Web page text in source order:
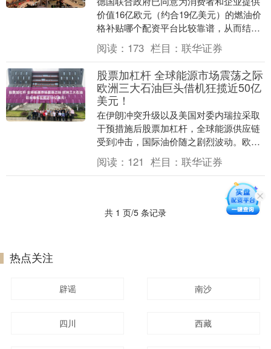
价值16亿欧元（约合19亿美元）的燃油价
格补贴哪个配资平台比较靠谱，从而结束
了一场关于如何应油价飙升的内部争议。
德国联盟党....
阅读： 173 栏目： 联华证券
股票加杠杆 全球能源市场震荡之际
欧洲三大石油巨头借机狂揽近50亿
美元！
在伊朗冲突升级以及美国对委内瑞拉采取
干预措施后股票加杠杆，全球能源供应链
受到冲击，国际油价随之剧烈波动。欧洲
三大石油巨头——壳牌、英国石油公司和
道达尔能源的交易....
阅读： 121 栏目： 联华证券
共 1 页/5 条记录
热点关注
辟谣 南沙
四川 西藏